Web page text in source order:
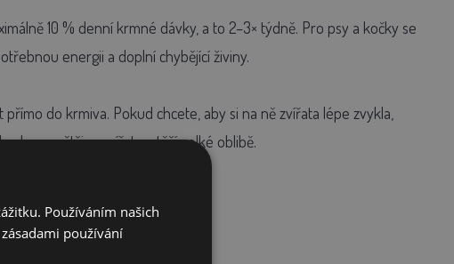
10 % denní krmné dávky, a to 2–3× týdně. Pro psy a kočky se
energii a doplní chybějící živiny.
do krmiva. Pokud chcete, aby si na ně zvířata lépe zvykla,
a u většiny zvířat se těší velké oblibě.
Používáním našich
používání